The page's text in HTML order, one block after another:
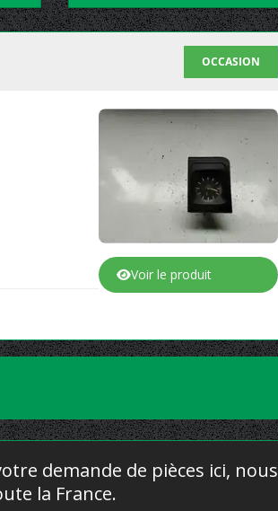
OCCASION
Voir le produit
demande de pièces ici, nous
la France.